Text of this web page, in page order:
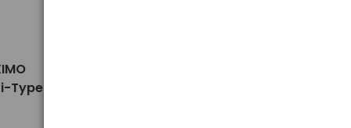
Type